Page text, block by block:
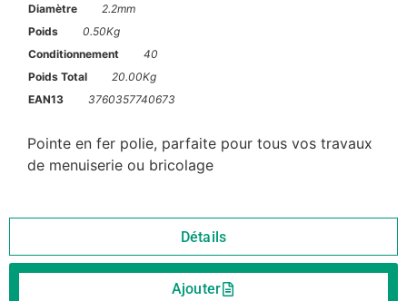
Diamètre
2.2mm
Poids
0.50Kg
Conditionnement
40
Poids Total
20.00Kg
EAN13
3760357740673
Pointe en fer polie, parfaite pour tous vos travaux
de menuiserie ou bricolage
Détails
Ajouter